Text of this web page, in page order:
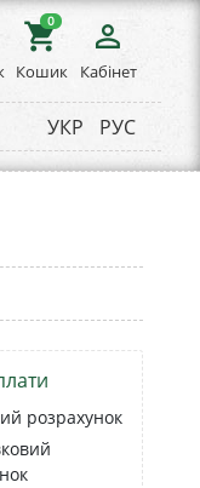
shopping_cart
0
Кошик
person_outline
Кабінет
УКР РУС
розрахунок